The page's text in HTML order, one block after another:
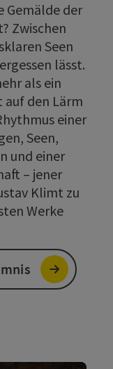
Gemälde der
Zwischen
Seen
lässt.
als ein
auf den Lärm
einer
Seen,
und einer
– jener
Klimt zu
Werke